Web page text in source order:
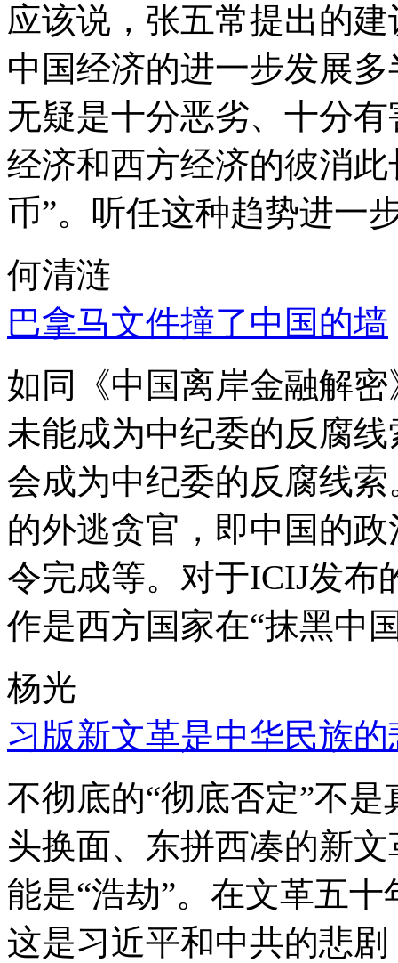
应该说，张五常提出的
中国经济的进一步发展
无疑是十分恶劣、十分
经济和西方经济的彼消
币”。听任这种趋势进一
何清涟
巴拿马文件撞了中国的墙
如同《中国离岸金融解
未能成为中纪委的反腐
会成为中纪委的反腐线
的外逃贪官，即中国的
令完成等。对于ICIJ发布
作是西方国家在“抹黑中
杨光
习版新文革是中华民族的
不彻底的“彻底否定”不
头换面、东拼西凑的新
能是“浩劫”。在文革五
这是习近平和中共的悲